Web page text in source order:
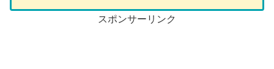
スポンサーリンク